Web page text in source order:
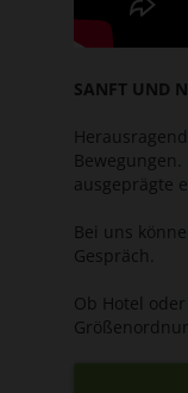
SANFT UND
ausgeprägte
Bei uns
Gespräch.
Ob Hotel